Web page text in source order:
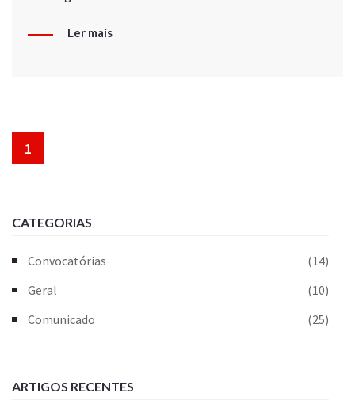
Ler mais
1
CATEGORIAS
Convocatórias
(14)
Geral
(10)
Comunicado
(25)
ARTIGOS RECENTES